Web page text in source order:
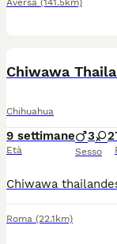
Aversa (141.5km)
Chiwawa
Chihuahua
9 settimane
Età
3 2
Sesso
Roma (22.1km)